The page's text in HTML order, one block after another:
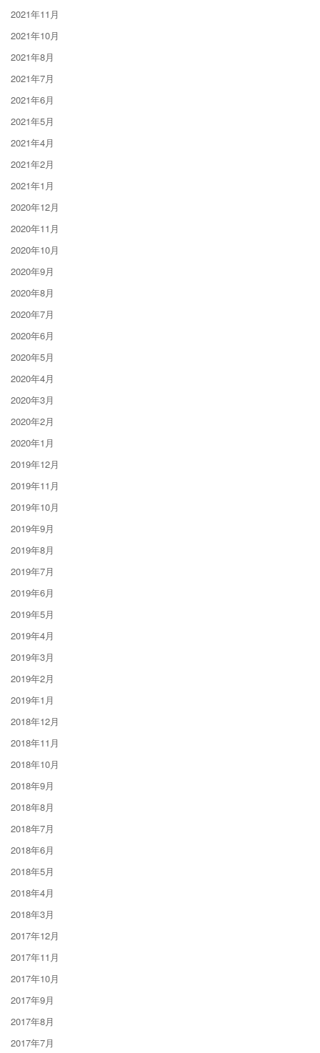
2021年11月
2021年10月
2021年8月
2021年7月
2021年6月
2021年5月
2021年4月
2021年2月
2021年1月
2020年12月
2020年11月
2020年10月
2020年9月
2020年8月
2020年7月
2020年6月
2020年5月
2020年4月
2020年3月
2020年2月
2020年1月
2019年12月
2019年11月
2019年10月
2019年9月
2019年8月
2019年7月
2019年6月
2019年5月
2019年4月
2019年3月
2019年2月
2019年1月
2018年12月
2018年11月
2018年10月
2018年9月
2018年8月
2018年7月
2018年6月
2018年5月
2018年4月
2018年3月
2017年12月
2017年11月
2017年10月
2017年9月
2017年8月
2017年7月